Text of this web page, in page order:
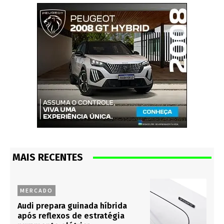
MAIS RECENTES
MERCADO
Audi prepara guinada híbrida
após reflexos de estratégia